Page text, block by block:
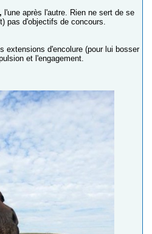
l'une après l'autre. Rien ne sert de se
pas d'objectifs de concours.
extensions d'encolure (pour lui bosser
et l'engagement.